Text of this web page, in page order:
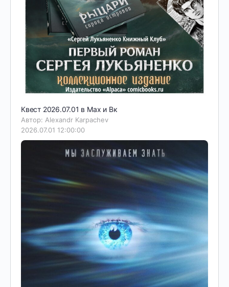
Квест 2026.07.01 в Мах и Вк
Автор: Alexandr Karpachev
2026.07.01 12:00:00